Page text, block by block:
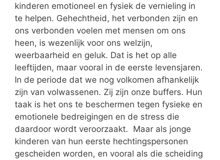
kinderen emotioneel en fysiek de vernieling in
te helpen. Gehechtheid, het verbonden zijn en
ons verbonden voelen met mensen om ons
heen, is wezenlijk voor ons welzijn,
weerbaarheid en geluk. Dat is het op alle
leeftijden, maar vooral in de eerste levensjaren.
In de periode dat we nog volkomen afhankelijk
zijn van volwassenen. Zij zijn onze buffers. Hun
taak is het ons te beschermen tegen fysieke en
emotionele bedreigingen en de stress die
daardoor wordt veroorzaakt. Maar als jonge
kinderen van hun eerste hechtingspersonen
gescheiden worden, en vooral als die scheiding